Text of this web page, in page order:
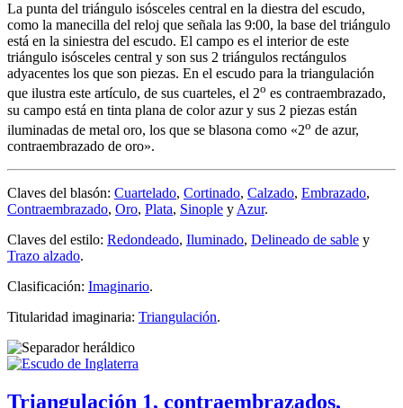
La punta del triángulo isósceles central en la diestra del escudo,
como la manecilla del reloj que señala las 9:00, la base del triángulo
está en la siniestra del escudo. El campo es el interior de este
triángulo isósceles central y son sus 2 triángulos rectángulos
adyacentes los que son piezas. En el escudo para la triangulación
que ilustra este artículo, de sus cuarteles, el 2o es contraembrazado,
su campo está en tinta plana de color azur y sus 2 piezas están
iluminadas de metal oro, los que se blasona como «2o de azur,
contraembrazado de oro».
Claves del blasón: Cuartelado, Cortinado, Calzado, Embrazado,
Contraembrazado, Oro, Plata, Sinople y Azur.
Claves del estilo: Redondeado, Iluminado, Delineado de sable y
Trazo alzado.
Clasificación: Imaginario.
Titularidad imaginaria: Triangulación.
Triangulación 1, contraembrazados,